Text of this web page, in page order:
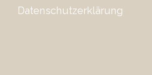
Datenschutzerklärung